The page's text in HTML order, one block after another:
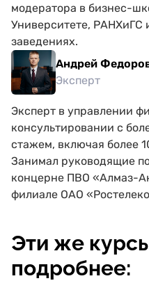
модератора в бизнес-
Университете, РАНХиГС
заведениях.
Андрей
Эксперт
Эксперт в управлении
консультировании с
стажем, включая более
Занимал руководящие
концерне ПВО «Алмаз-
филиале ОАО
Эти же
подробнее: